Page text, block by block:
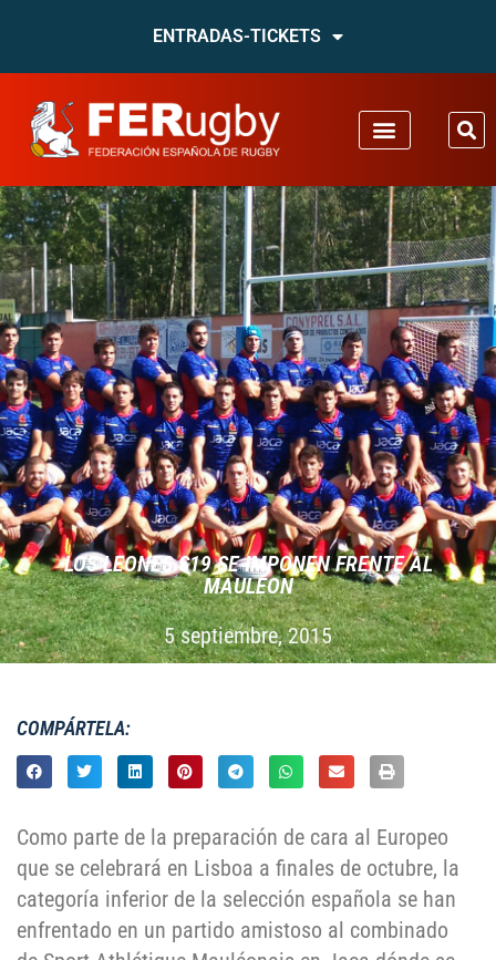
ENTRADAS-TICKETS
LOS LEONES S19 SE IMPONEN FRENTE AL
MAULÉON
5 septiembre, 2015
COMPÁRTELA:
Como parte de la preparación de cara al Europeo
que se celebrará en Lisboa a finales de octubre, la
categoría inferior de la selección española se han
enfrentado en un partido amistoso al combinado